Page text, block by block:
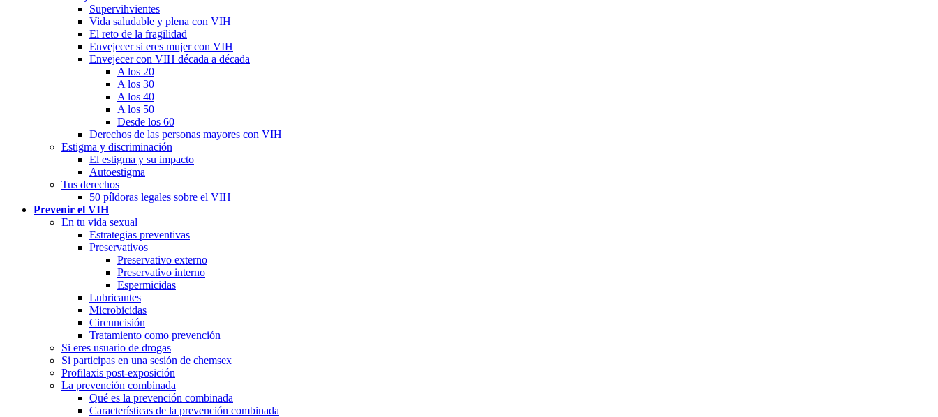
Supervihvientes
Vida saludable y plena con VIH
El reto de la fragilidad
Envejecer si eres mujer con VIH
Envejecer con VIH década a década
A los 20
A los 30
A los 40
A los 50
Desde los 60
Derechos de las personas mayores con VIH
Estigma y discriminación
El estigma y su impacto
Autoestigma
Tus derechos
50 píldoras legales sobre el VIH
Prevenir el VIH
En tu vida sexual
Estrategias preventivas
Preservativos
Preservativo externo
Preservativo interno
Espermicidas
Lubricantes
Microbicidas
Circuncisión
Tratamiento como prevención
Si eres usuario de drogas
Si participas en una sesión de chemsex
Profilaxis post-exposición
La prevención combinada
Qué es la prevención combinada
Características de la prevención combinada